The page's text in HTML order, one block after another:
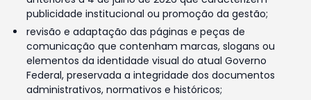
publicidade institucional ou promoção da gestão;
revisão e adaptação das páginas e peças de
comunicação que contenham marcas, slogans ou
elementos da identidade visual do atual Governo
Federal, preservada a integridade dos documentos
administrativos, normativos e históricos;